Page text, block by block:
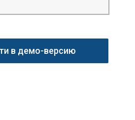
в демо-версию